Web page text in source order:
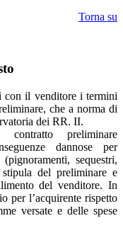
Torna su
con il venditore i termini
che a norma di
dei RR. II.
preliminare
dannose per
sequestri,
del preliminare e
del venditore. In
per l’acquirente rispetto
versate e delle spese